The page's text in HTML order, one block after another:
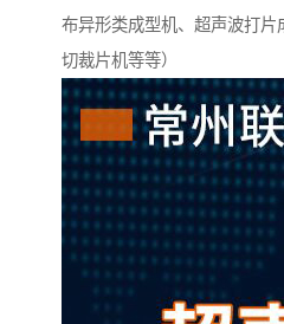
布异形类成型机、超声波打
切裁片机等等）